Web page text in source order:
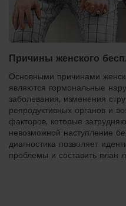
Причины женского
Основными причинами
являются гормональные
заболевания, изменения
репродуктивных органов и
факторов, которые
невозможной наступление
диагностика позволяет
проблемы и составить план